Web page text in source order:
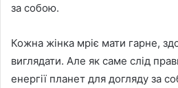
за собою.
Кожна жінка мріє мати гарне,
виглядати. Але як саме слід
енергії планет для догляду за